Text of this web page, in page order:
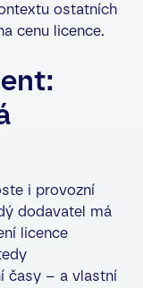
ostatních
cenu licence.
i provozní
dodavatel má
licence
časy – a vlastní